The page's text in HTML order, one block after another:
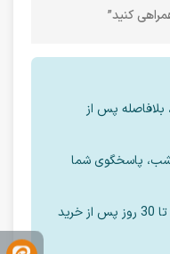
کنید”
بلافاصله پس از
آنلاین، از 9 صبح تا 12 شب، پاسخگوی شما
پشتیبانی ارسال مجدد فایل صرفا تا 30 روز پس از خرید